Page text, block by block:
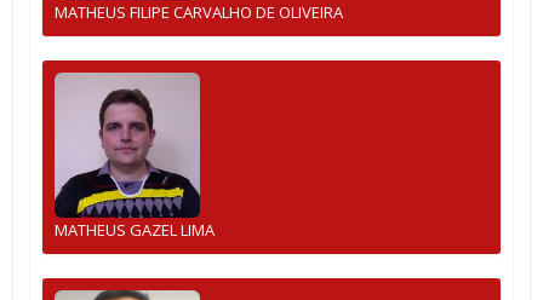
MATHEUS FILIPE CARVALHO DE OLIVEIRA
MATHEUS GAZEL LIMA